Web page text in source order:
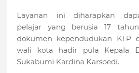
Layanan ini diharapkan
pelajar yang berusia 17
dokumen kependudukan KTP
wali kota hadir pula Kepala
Sukabumi Kardina Karsoedi.